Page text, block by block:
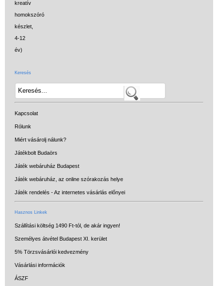
Keresés
Kapcsolat
Rólunk
Miért vásárolj nálunk?
Játékbolt Budaörs
Játék webáruház Budapest
Játék webáruház, az online szórakozás helye
Játék rendelés - Az internetes vásárlás előnyei
Hasznos Linkek
Szállítási költség 1490 Ft-tól, de akár ingyen!
Személyes átvétel Budapest XI. kerület
5% Törzsvásárlói kedvezmény
Vásárlási információk
ÁSZF